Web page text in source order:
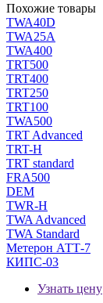
Похожие товары
TWA40D
TWA25A
TWA400
TRT500
TRT400
TRT250
TRT100
TWA500
TRT Advanced
TRT-H
TRT standard
FRA500
DEM
TWR-H
TWA Advanced
TWA Standard
Метерон АТТ-7
КИПС-03
Узнать цену